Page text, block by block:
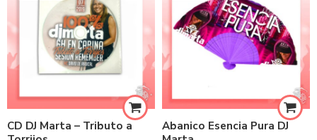
CD DJ Marta – Tributo a
Abanico Esencia Pura DJ